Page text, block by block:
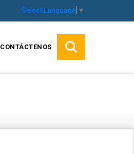
Select Language ▼
CONTÁCTENOS